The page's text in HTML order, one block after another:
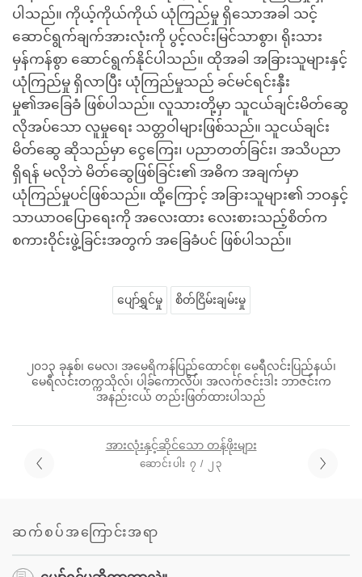
ပါသည်။ ကိုယ့်ကိုယ်ကိုယ် ယုံကြည်မှု ရှိသောအခါ သင့်
ဆောင်ရွက်ချက်အားလုံးကို ပွင့်လင်းမြင်သာစွာ၊ ရိုးသား
မှန်ကန်စွာ ဆောင်ရွက်နိုင်ပါသည်။ ထိုအခါ အခြားသူများနှင့်
ယုံကြည်မှု ရှိလာပြီး ယုံကြည်မှုသည် ခင်မင်ရင်းနှီး
မှု၏အခြေခံ ဖြစ်ပါသည်။ လူသားတို့မှာ သူငယ်ချင်းမိတ်ဆွေ
လိုအပ်သော လူမှုရေး သတ္တဝါများဖြစ်သည်။ သူငယ်ချင်း
မိတ်ဆွေ ဆိုသည်မှာ ငွေကြေး၊ ပညာတတ်ခြင်း၊ အသိပညာ
ရှိရန် မလိုဘဲ မိတ်ဆွေဖြစ်ခြင်း၏ အဓိက အချက်မှာ
ယုံကြည်မှုပင်ဖြစ်သည်။ ထို့ကြောင့် အခြားသူများ၏ ဘဝနှင့်
သာယာဝပြောရေးကို အလေးထား လေးစားသည့်စိတ်က
စကားဝိုင်းဖွဲ့ခြင်းအတွက် အခြေခံပင် ဖြစ်ပါသည်။
ပျော်ရွှင်မှု စိတ်ငြိမ်းချမ်းမှု
၂၀၁၃ ခုနှစ်၊ မေလ၊ အမေရိကန်ပြည်ထောင်စု၊ မေရီလင်းပြည်နယ်၊
မေရီလင်းတက္ကသိုလ်၊ ပါ့ခ်ကောလိပ်၊ အလက်ဇင်းဒါး ဘာဇင်းက
အနည်းငယ် တည်းဖြတ်ထားပါသည်
အားလုံးနှင့်ဆိုင်သော တန်ဖိုးများ
ဆောင်းပါး ၇ / ၂၃
ဆက်စပ်အကြောင်းအရာ